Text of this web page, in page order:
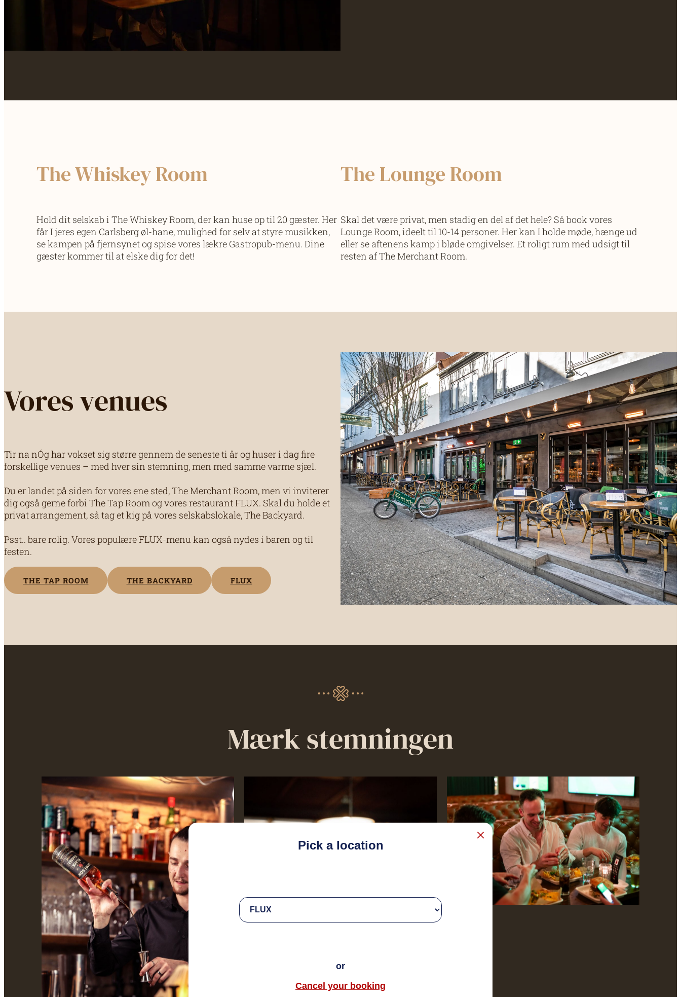
The Whiskey Room
Hold dit selskab i The Whiskey Room, der kan huse op til 20 gæster. Her
får I jeres egen Carlsberg øl-hane, mulighed for selv at styre musikken,
se kampen på fjernsynet og spise vores lækre Gastropub-menu. Dine
gæster kommer til at elske dig for det!
The Lounge Room
Skal det være privat, men stadig en del af det hele? Så book vores
Lounge Room, ideelt til 10-14 personer. Her kan I holde møde, hænge ud
eller se aftenens kamp i bløde omgivelser. Et roligt rum med udsigt til
resten af The Merchant Room.
Vores venues
Tir na nÓg har vokset sig større gennem de seneste ti år og huser i dag fire
forskellige venues – med hver sin stemning, men med samme varme sjæl.
Du er landet på siden for vores ene sted, The Merchant Room, men vi inviterer
dig også gerne forbi The Tap Room og vores restaurant FLUX. Skal du holde et
privat arrangement, så tag et kig på vores selskabslokale, The Backyard.
Psst.. bare rolig. Vores populære FLUX-menu kan også nydes i baren og til
festen.
THE TAP ROOM THE BACKYARD FLUX
Mærk stemningen
Pick a location
or
Cancel your booking